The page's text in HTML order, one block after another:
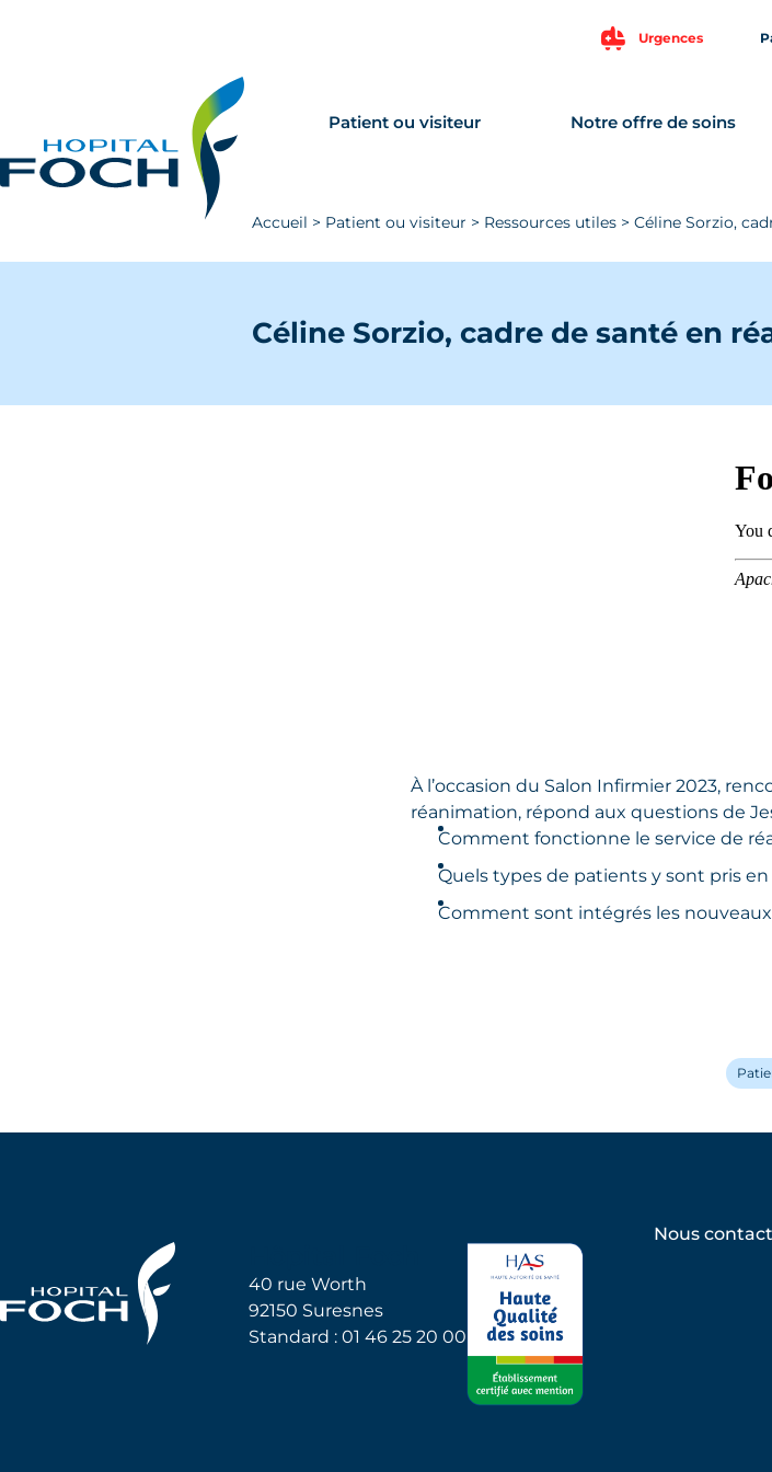
Urgences
Patient ou visiteur Notre offre de soins
Accueil > Patient ou visiteur > Ressources utiles > Céline Sorzio,
Céline Sorzio, cadre de santé en
À l’occasion du Salon Infirmier 2023,
réanimation, répond aux questions de
Comment fonctionne le service de
Quels types de patients y sont pris en
Comment sont intégrés les nouveaux
40 rue Worth
92150 Suresnes
Standard : 01 46 25 20 00
Nous